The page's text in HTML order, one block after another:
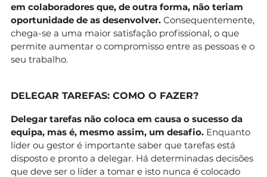
em colaboradores que, de outra forma, não teriam
oportunidade de as desenvolver. Consequentemente,
chega-se a uma maior satisfação profissional, o que
permite aumentar o compromisso entre as pessoas e o
seu trabalho.
DELEGAR TAREFAS: COMO O FAZER?
Delegar tarefas não coloca em causa o sucesso da
equipa, mas é, mesmo assim, um desafio. Enquanto
líder ou gestor é importante saber que tarefas está
disposto e pronto a delegar. Há determinadas decisões
que deve ser o líder a tomar e isto nunca é colocado